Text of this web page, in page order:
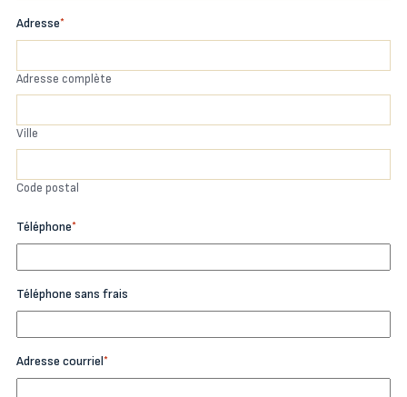
Adresse*
Adresse complète
Ville
Code postal
Téléphone*
Téléphone sans frais
Adresse courriel*